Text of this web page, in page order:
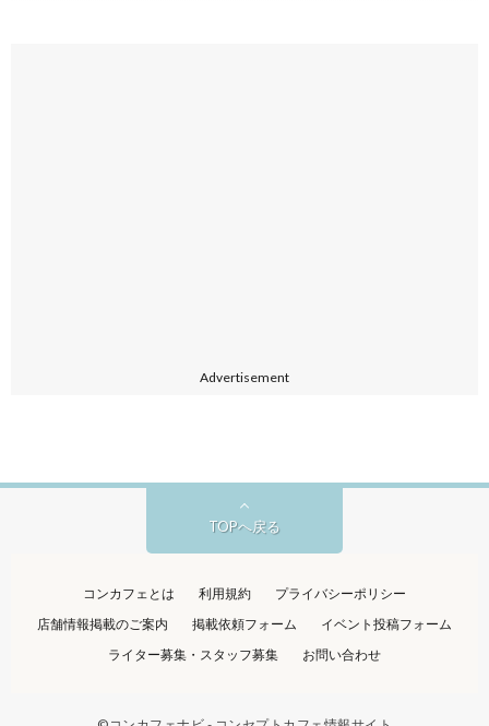
Advertisement
TOPへ戻る
コンカフェとは 利用規約
プライバシーポリシー
店舗情報掲載のご案内
掲載依頼フォーム
イベント投稿フォーム
ライター募集・スタッフ募集
お問い合わせ